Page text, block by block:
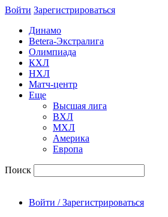
Войти Зарегиcтрироваться
Динамо
Betera-Экстралига
Олимпиада
КХЛ
НХЛ
Матч-центр
Еще
Высшая лига
ВХЛ
МХЛ
Америка
Европа
Поиск
Войти / Зарегистрироваться